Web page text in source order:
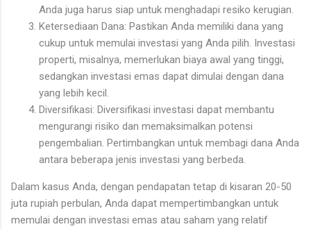
Anda juga harus siap untuk menghadapi resiko kerugian.
Ketersediaan Dana: Pastikan Anda memiliki dana yang
cukup untuk memulai investasi yang Anda pilih. Investasi
properti, misalnya, memerlukan biaya awal yang tinggi,
sedangkan investasi emas dapat dimulai dengan dana
yang lebih kecil.
Diversifikasi: Diversifikasi investasi dapat membantu
mengurangi risiko dan memaksimalkan potensi
pengembalian. Pertimbangkan untuk membagi dana Anda
antara beberapa jenis investasi yang berbeda.
Dalam kasus Anda, dengan pendapatan tetap di kisaran 20-50
juta rupiah perbulan, Anda dapat mempertimbangkan untuk
memulai dengan investasi emas atau saham yang relatif